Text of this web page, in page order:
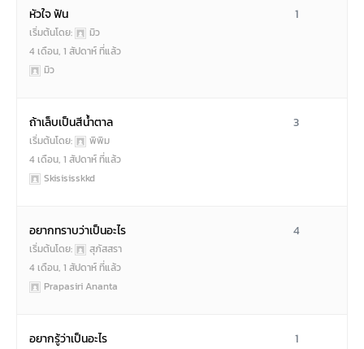
หัวใจ ฟัน
เริ่มต้นโดย: มิว
1
4 เดือน, 1 สัปดาห์ ที่แล้ว
มิว
ถ้าเล็บเป็นสีน้ำตาล
เริ่มต้นโดย: พิพิม
3
4 เดือน, 1 สัปดาห์ ที่แล้ว
Skisisisskkd
อยากทราบว่าเป็นอะไร
เริ่มต้นโดย: สุภัสสรา
4
4 เดือน, 1 สัปดาห์ ที่แล้ว
Prapasiri Ananta
อยากรู้ว่าเป็นอะไร 1